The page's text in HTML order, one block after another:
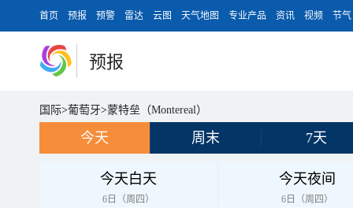
首页 预报 预警 雷达 云图 天气地图 专业产品 资讯 视频 节气
预报
国际>葡萄牙>蒙特垒（Montereal）
今天 周末 7天
今天白天
6日（周四）
今天夜间
6日（周四）